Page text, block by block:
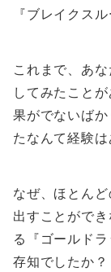
『ブレイクス
これまで、あ
してみたこと
果がでないば
たなんて経験
なぜ、ほとん
出すことがで
る『ゴールド
存知でしたか？